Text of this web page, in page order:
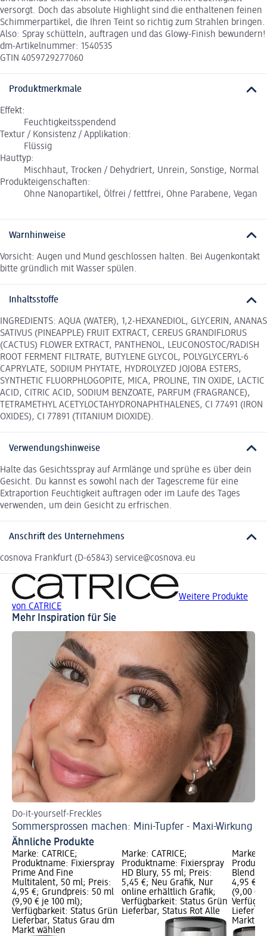
versorgt. Doch das absolute Highlight sind die enthaltenen feinen
Schimmerpartikel, die Ihren Teint so richtig zum Strahlen bringen.
Also: Spray schütteln, auftragen und das Glowy-Finish bewundern!
dm-Artikelnummer: 1540535
GTIN 4059729277060
Produktmerkmale
Effekt:
Feuchtigkeitsspendend
Textur / Konsistenz / Applikation:
Flüssig
Hauttyp:
Mischhaut, Trocken / Dehydriert, Unrein, Sonstige, Normal
Produkteigenschaften:
Ohne Nanopartikel, Ölfrei / fettfrei, Ohne Parabene, Vegan
Warnhinweise
Vorsicht: Augen und Mund geschlossen halten. Bei Augenkontakt
bitte gründlich mit Wasser spülen.
Inhaltsstoffe
INGREDIENTS: AQUA (WATER), 1,2-HEXANEDIOL, GLYCERIN, ANANAS
SATIVUS (PINEAPPLE) FRUIT EXTRACT, CEREUS GRANDIFLORUS
(CACTUS) FLOWER EXTRACT, PANTHENOL, LEUCONOSTOC/RADISH
ROOT FERMENT FILTRATE, BUTYLENE GLYCOL, POLYGLYCERYL-6
CAPRYLATE, SODIUM PHYTATE, HYDROLYZED JOJOBA ESTERS,
SYNTHETIC FLUORPHLOGOPITE, MICA, PROLINE, TIN OXIDE, LACTIC
ACID, CITRIC ACID, SODIUM BENZOATE, PARFUM (FRAGRANCE),
TETRAMETHYL ACETYLOCTAHYDRONAPHTHALENES, CI 77491 (IRON
OXIDES), CI 77891 (TITANIUM DIOXIDE).
Verwendungshinweise
Halte das Gesichtsspray auf Armlänge und sprühe es über dein
Gesicht. Du kannst es sowohl nach der Tagescreme für eine
Extraportion Feuchtigkeit auftragen oder im Laufe des Tages
verwenden, um dein Gesicht zu erfrischen.
Anschrift des Unternehmens
cosnova Frankfurt (D-65843) service@cosnova.eu
Weitere Produkte
von CATRICE
Mehr Inspiration für Sie
Do-it-yourself-Freckles
Sommersprossen machen: Mini-Tupfer - Maxi-Wirkung
Ähnliche Produkte
Marke: CATRICE;
Produktname: Fixierspray
Prime And Fine
Multitalent, 50 ml; Preis:
4,95 €; Grundpreis: 50 ml
(9,90 € je 100 ml);
Verfügbarkeit: Status Grün
Lieferbar, Status Grau dm
Markt wählen
Marke: CATRICE;
Produktname: Fixierspray
HD Blury, 55 ml; Preis:
5,45 €; Neu Grafik, Nur
online erhältlich Grafik;
Verfügbarkeit: Status Grün
Lieferbar, Status Rot Alle
Marke:
Blend +
4,95 €;
(9,00 €
Markt